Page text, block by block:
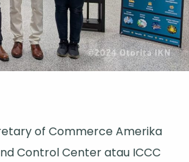
of Commerce Amerika
Control Center atau ICCC